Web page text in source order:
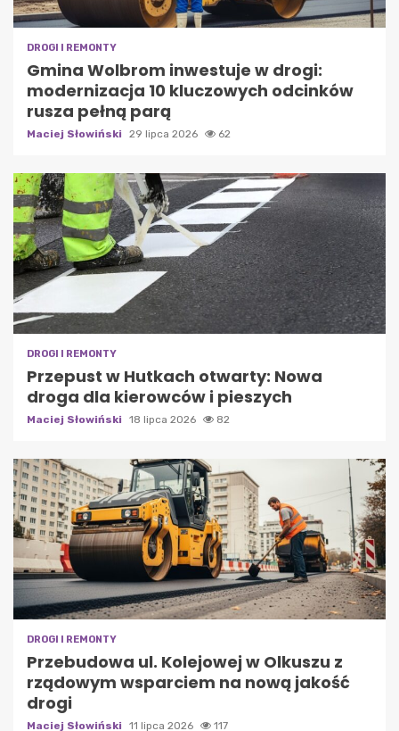
DROGI I REMONTY
Gmina Wolbrom inwestuje w drogi:
modernizacja 10 kluczowych odcinków
rusza pełną parą
Maciej Słowiński 29 lipca 2026 62
DROGI I REMONTY
Przepust w Hutkach otwarty: Nowa
droga dla kierowców i pieszych
Maciej Słowiński 18 lipca 2026 82
DROGI I REMONTY
Przebudowa ul. Kolejowej w Olkuszu z
rządowym wsparciem na nową jakość
drogi
Maciej Słowiński 11 lipca 2026 117